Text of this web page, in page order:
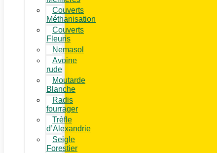
Couverts
Méthanisation
Couverts
Fleuris
Nemasol
Avoine
rude
Moutarde
Blanche
Radis
fourrager
Trèfle
d’Alexandrie
Seigle
Forestier